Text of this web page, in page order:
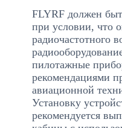
FLYRF должен
при условии, что
радиочастотного
пилотажные
рекомендациями
авиационной
Установку
рекомендуется